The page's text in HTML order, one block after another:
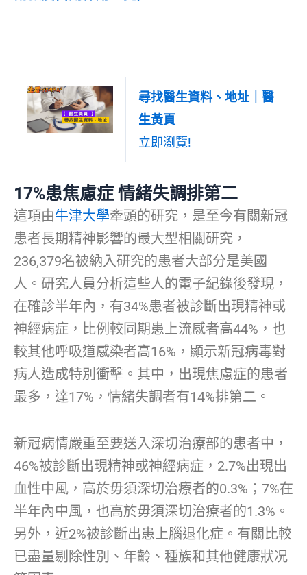
尋找醫生資料、地址｜醫
生黃頁
立即瀏覽!
17%患焦慮症 情緒失調排第二
這項由牛津大學牽頭的研究，是至今有關新冠
患者長期精神影響的最大型相關研究，
236,379名被納入研究的患者大部分是美國
人。研究人員分析這些人的電子紀錄後發現，
在確診半年內，有34%患者被診斷出現精神或
神經病症，比例較同期患上流感者高44%，也
較其他呼吸道感染者高16%，顯示新冠病毒對
病人造成特別衝擊。其中，出現焦慮症的患者
最多，達17%，情緒失調者有14%排第二。
新冠病情嚴重至要送入深切治療部的患者中，
46%被診斷出現精神或神經病症，2.7%出現出
血性中風，高於毋須深切治療者的0.3%；7%在
半年內中風，也高於毋須深切治療者的1.3%。
另外，近2%被診斷出患上腦退化症。有關比較
已盡量剔除性別、年齡、種族和其他健康狀况